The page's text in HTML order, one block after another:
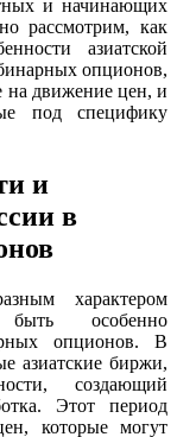
и начинающих
рассмотрим, как
азиатской
опционов,
на движение цен, и
под специфику
и
в
характером
особенно
опционов. В
азиатские биржи,
создающий
Этот период
которые могут